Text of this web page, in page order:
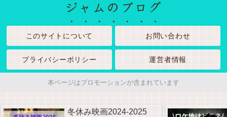
ジャムのブログ
このサイトについて お問い合わせ
プライバシーポリシー 運営者情報
本ページはプロモーションが含まれています
冬休み映画2024-2025